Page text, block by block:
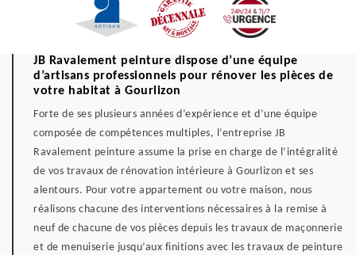
JB Ravalement peinture dispose d’une équipe
d’artisans professionnels pour rénover les pièces de
votre habitat à Gourlizon
Forte de ses plusieurs années d’expérience et d’une équipe
composée de compétences multiples, l’entreprise JB
Ravalement peinture assume la prise en charge de l’intégralité
de vos travaux de rénovation intérieure à Gourlizon et ses
alentours. Pour votre appartement ou votre maison, nous
réalisons chacune des interventions nécessaires à la remise à
neuf de chacune de vos pièces depuis les travaux de maçonnerie
et de menuiserie jusqu’aux finitions avec les travaux de peinture